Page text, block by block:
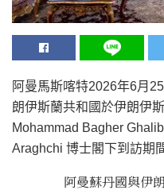
阿曼馬斯喀特2026年6月25
朗伊斯蘭共和國於伊朗伊
Mohammad Bagher
Araghchi 博士閣下到訪期
阿曼蘇丹國與伊